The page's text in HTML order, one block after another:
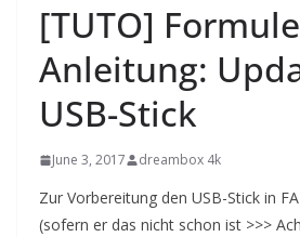
[TUTO]
Anleitung:
USB-Stick
June 3, 2017 dreambox 4k
Zur Vorbereitung den USB-Stick in
(sofern er das nicht schon ist >>>